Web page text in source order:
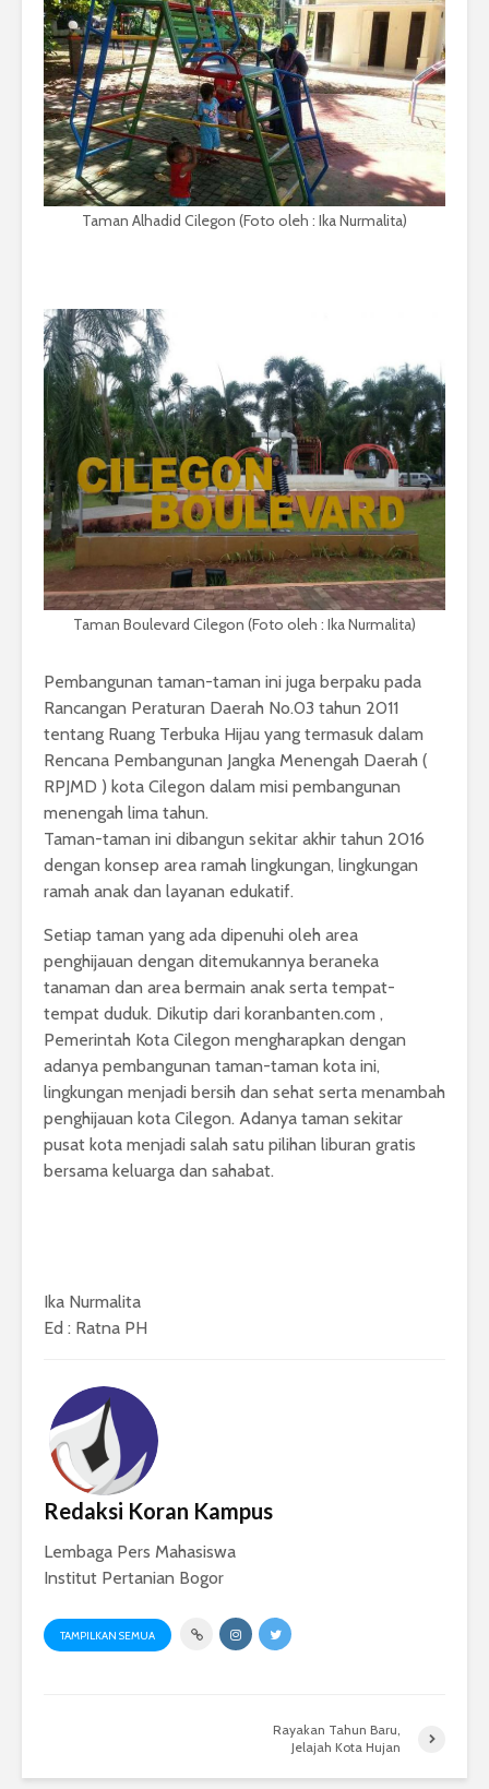
Taman Alhadid Cilegon (Foto oleh : Ika Nurmalita)
Taman Boulevard Cilegon (Foto oleh : Ika Nurmalita)
Pembangunan taman-taman ini juga berpaku pada
Rancangan Peraturan Daerah No.03 tahun 2011
tentang Ruang Terbuka Hijau yang termasuk dalam
Rencana Pembangunan Jangka Menengah Daerah (
RPJMD ) kota Cilegon dalam misi pembangunan
menengah lima tahun.
Taman-taman ini dibangun sekitar akhir tahun 2016
dengan konsep area ramah lingkungan, lingkungan
ramah anak dan layanan edukatif.
Setiap taman yang ada dipenuhi oleh area
penghijauan dengan ditemukannya beraneka
tanaman dan area bermain anak serta tempat-
tempat duduk. Dikutip dari koranbanten.com ,
Pemerintah Kota Cilegon mengharapkan dengan
adanya pembangunan taman-taman kota ini,
lingkungan menjadi bersih dan sehat serta menambah
penghijauan kota Cilegon. Adanya taman sekitar
pusat kota menjadi salah satu pilihan liburan gratis
bersama keluarga dan sahabat.
Ika Nurmalita
Ed : Ratna PH
Redaksi Koran Kampus
Lembaga Pers Mahasiswa
Institut Pertanian Bogor
TAMPILKAN SEMUA
Rayakan Tahun Baru,
Jelajah Kota Hujan